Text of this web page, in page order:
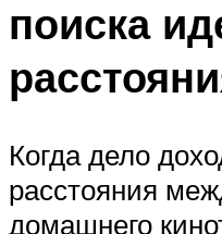
поиска
Когда дело
расстояния
домашнего